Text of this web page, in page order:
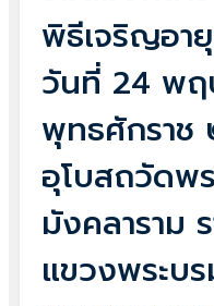
พิธีเจริญอ
วันที่ 24 พฤ
พุทธศักรา
อุโบสถวัดพ
มังคลาราม
แขวงพระบ